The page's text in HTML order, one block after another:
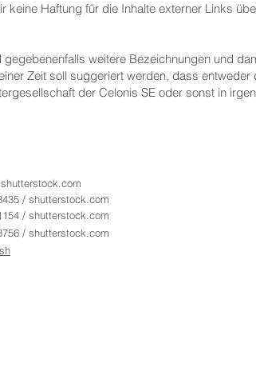
keine Haftung für die Inhalte externer Links übe
gegebenenfalls weitere Bezeichnungen und
Zeit soll suggeriert werden, dass
der Celonis SE oder sonst in
/ shutterstock.com
/ shutterstock.com
/ shutterstock.com